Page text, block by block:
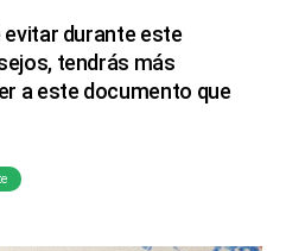
durante este
tendrás más
a este documento que